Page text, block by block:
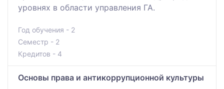
уровнях в области управления ГА.
Год обучения - 2
Семестр - 2
Кредитов - 4
Основы права и антикоррупционной культуры